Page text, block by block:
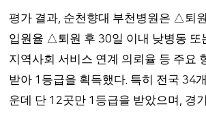
평가 결과, 순천향대 부천병원은 △퇴
입원율 △퇴원 후30일 이내 낮병동 또
지역사회 서비스 연계 의뢰율 등 주요
받아 1 등급을 획득했다. 특히 전국34
운데 단 12곳만 1 등급을 받았으며 , 경